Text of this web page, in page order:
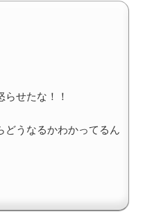
らせたな！！
どうなるかわかってるん